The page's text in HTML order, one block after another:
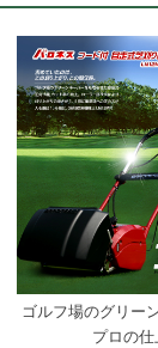
ゴルフ場のグリー
プロの仕